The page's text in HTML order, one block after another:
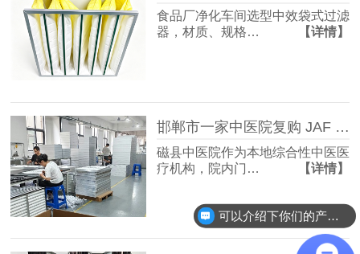
食品厂净化车间选型中效袋式过滤
器，材质、规格…
【详情】
邯郸市一家中医院复购 JAF 佳合初中效过滤器
磁县中医院作为本地综合性中医医
疗机构，院内门…
【详情】
可以介绍下你们的产品么？